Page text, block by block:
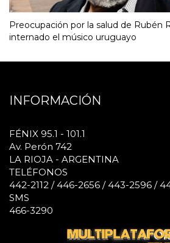
Preocupación por la salud de Rubén
internado el músico uruguayo
INFORMACIÓN
FÉNIX 95.1 - 101.1
Av. Perón 742
LA RIOJA - ARGENTINA
TELÉFONOS
442-2112 / 446-2656 / 443-2596 /
SMS
466-3290